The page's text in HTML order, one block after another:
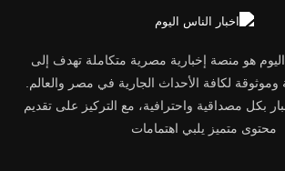
هو منصة إخبارية مصرية متكاملة تهدف إلى
لكافة الأحداث الجارية في مصر والعالم.
بكل مصداقية واحترافية، مع التركيز على تقديم
محتوى متميز يلبي اهتمامات